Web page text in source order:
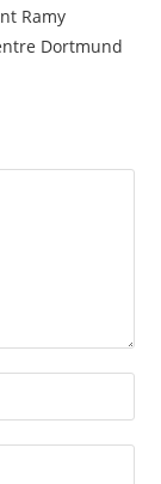
Ramy
Dortmund